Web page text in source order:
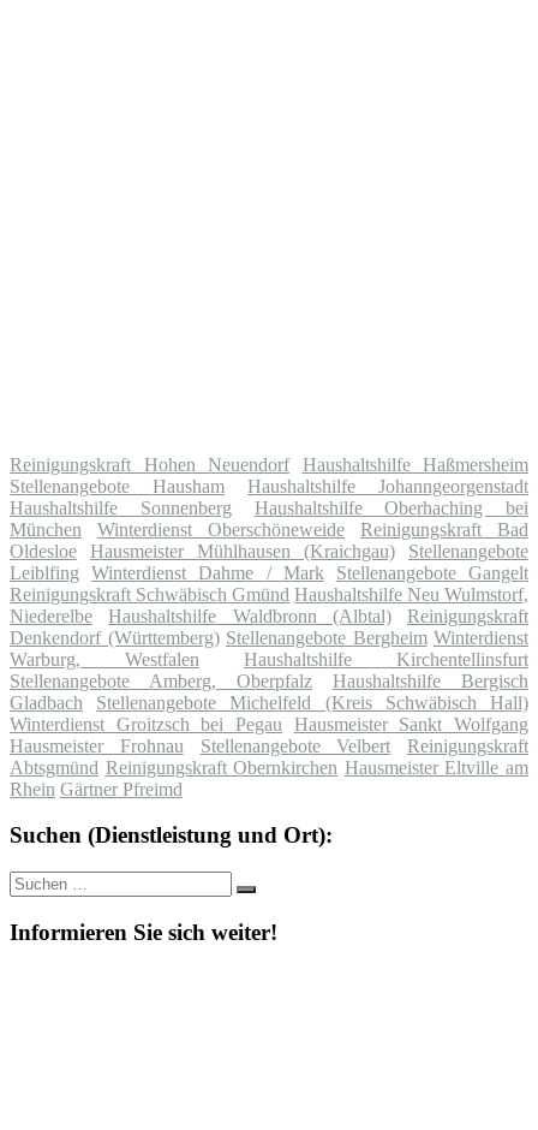
Reinigungskraft Hohen Neuendorf
Haushaltshilfe Haßmersheim
Stellenangebote Hausham
Haushaltshilfe Johanngeorgenstadt
Haushaltshilfe Sonnenberg
Haushaltshilfe Oberhaching bei
München
Winterdienst Oberschöneweide
Reinigungskraft Bad
Oldesloe
Hausmeister Mühlhausen (Kraichgau)
Stellenangebote
Leiblfing
Winterdienst Dahme / Mark
Stellenangebote Gangelt
Reinigungskraft Schwäbisch Gmünd Haushaltshilfe Neu Wulmstorf,
Niederelbe
Haushaltshilfe Waldbronn (Albtal)
Reinigungskraft
Denkendorf (Württemberg) Stellenangebote Bergheim Winterdienst
Warburg, Westfalen
Haushaltshilfe Kirchentellinsfurt
Stellenangebote Amberg, Oberpfalz
Haushaltshilfe Bergisch
Gladbach
Stellenangebote Michelfeld (Kreis Schwäbisch Hall)
Winterdienst Groitzsch bei Pegau
Hausmeister Sankt Wolfgang
Hausmeister Frohnau
Stellenangebote Velbert
Reinigungskraft
Abtsgmünd Reinigungskraft Obernkirchen Hausmeister Eltville am
Rhein Gärtner Pfreimd
Suchen (Dienstleistung und Ort):
Suche
nach:
Suchen
Informieren Sie sich weiter!